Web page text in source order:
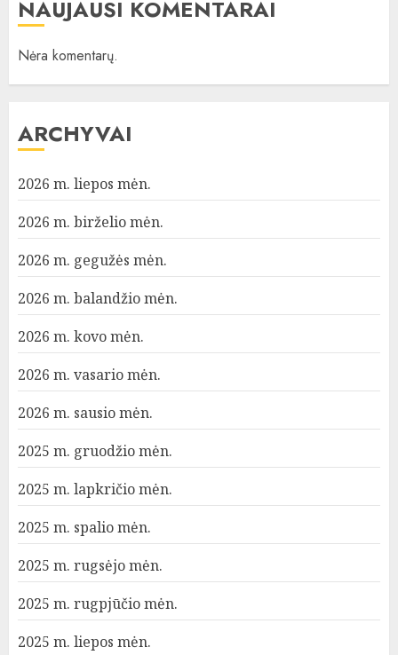
NAUJAUSI KOMENTARAI
Nėra komentarų.
ARCHYVAI
2026 m. liepos mėn.
2026 m. birželio mėn.
2026 m. gegužės mėn.
2026 m. balandžio mėn.
2026 m. kovo mėn.
2026 m. vasario mėn.
2026 m. sausio mėn.
2025 m. gruodžio mėn.
2025 m. lapkričio mėn.
2025 m. spalio mėn.
2025 m. rugsėjo mėn.
2025 m. rugpjūčio mėn.
2025 m. liepos mėn.